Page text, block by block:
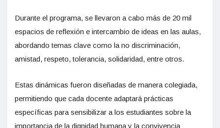
Durante el programa, se llevaron a cabo más de 20 mil
espacios de reflexión e intercambio de ideas en las aulas,
abordando temas clave como la no discriminación,
amistad, respeto, tolerancia, solidaridad, entre otros.
Estas dinámicas fueron diseñadas de manera colegiada,
permitiendo que cada docente adaptará prácticas
específicas para sensibilizar a los estudiantes sobre la
importancia de la dignidad humana y la convivencia